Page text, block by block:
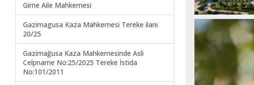
Girne Aile Mahkemesi
Gazimagusa Kaza Mahkemesi Tereke ilanı
20/25
Gazimağusa Kaza Mahkemesinde Asli
Celpname No:25/2025 Tereke İstida
No:101/2011